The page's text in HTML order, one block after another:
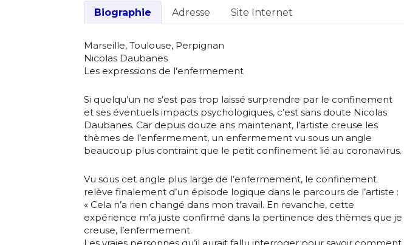
Biographie Adresse Site Internet
Marseille, Toulouse, Perpignan
Nicolas Daubanes
Les expressions de l’enfermement
Si quelqu’un ne s’est pas trop laissé surprendre par le confinement
et ses éventuels impacts psychologiques, c’est sans doute Nicolas
Daubanes. Car depuis douze ans maintenant, l’artiste creuse les
thèmes de l’enfermement, un enfermement vu sous un angle
beaucoup plus contraint que le petit confinement lié au coronavirus.
Vu sous cet angle plus large de l’enfermement, le confinement
relève finalement d’un épisode logique dans le parcours de l’artiste :
« Cela n’a rien changé dans mon travail. En revanche, cette
expérience m’a juste confirmé dans la pertinence des thèmes que je
creuse, l’enfermement.